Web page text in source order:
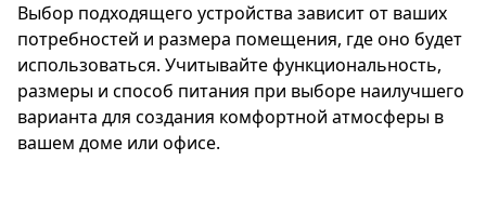
Выбор подходящего устройства зависит от ваших
потребностей и размера помещения, где оно будет
использоваться. Учитывайте функциональность,
размеры и способ питания при выборе наилучшего
варианта для создания комфортной атмосферы в
вашем доме или офисе.